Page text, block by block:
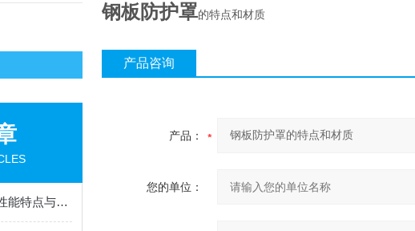
防火液压支柱保护套性能特点与阻燃防护应用
钢板防护罩的特点和材质
产品咨询
产品：
您的单位：